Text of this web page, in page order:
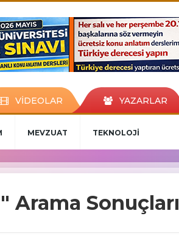
VİDEOLAR YAZARLAR
MEVZUAT TEKNOLOJİ
Sonuçları